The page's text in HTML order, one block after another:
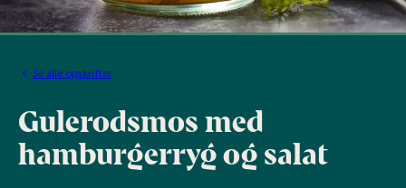
Se alle opskrifter
Gulerodsmos med
hamburgerryg og salat